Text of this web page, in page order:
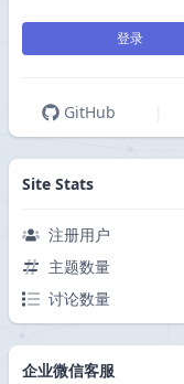
登录
GitHub
Site Stats
注册用户
主题数量
讨论数量
企业微信客服